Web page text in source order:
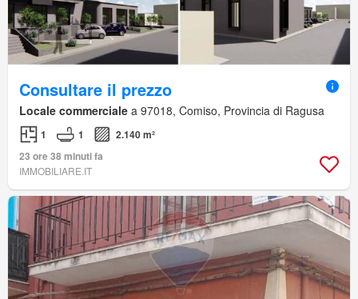
Consultare il prezzo
Locale commerciale a 97018, Comiso, Provincia di Ragusa
1 1
2.140 m²
23 ore 38 minuti fa
IMMOBILIARE.IT